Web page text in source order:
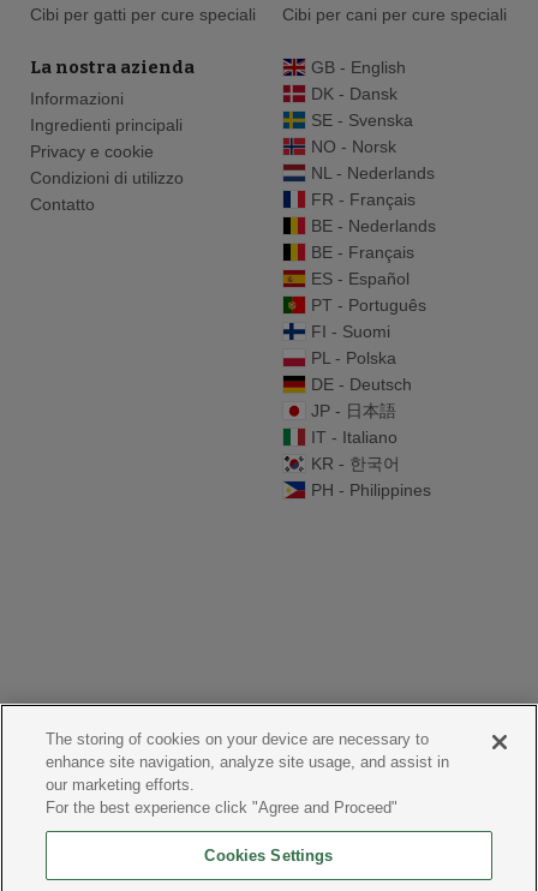
Cibi per gatti per cure speciali
Cibi per cani per cure speciali
La nostra azienda
Informazioni
Ingredienti principali
Privacy e cookie
Condizioni di utilizzo
Contatto
GB - English
DK - Dansk
SE - Svenska
NO - Norsk
NL - Nederlands
FR - Français
BE - Nederlands
BE - Français
ES - Español
PT - Português
FI - Suomi
PL - Polska
DE - Deutsch
JP - 日本語
IT - Italiano
KR - 한국어
PH - Philippines
The storing of cookies on your device are necessary to
enhance site navigation, analyze site usage, and assist in
our marketing efforts.
For the best experience click "Agree and Proceed"
Cookies Settings